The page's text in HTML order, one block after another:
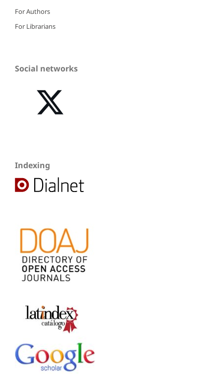
For Authors
For Librarians
Social networks
Indexing